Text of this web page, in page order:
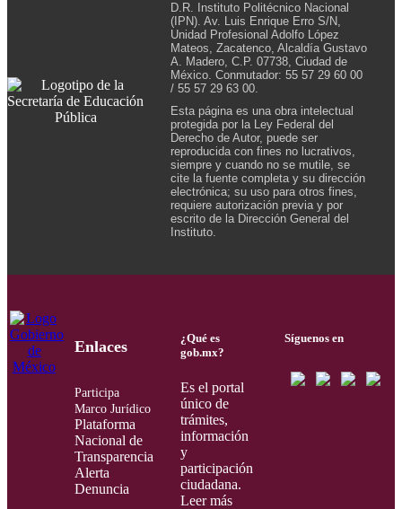
D.R. Instituto Politécnico Nacional
(IPN). Av. Luis Enrique Erro S/N,
Unidad Profesional Adolfo López
Mateos, Zacatenco, Alcaldía Gustavo
A. Madero, C.P. 07738, Ciudad de
México. Conmutador: 55 57 29 60 00
/ 55 57 29 63 00.
Esta página es una obra intelectual
protegida por la Ley Federal del
Derecho de Autor, puede ser
reproducida con fines no lucrativos,
siempre y cuando no se mutile, se
cite la fuente completa y su dirección
electrónica; su uso para otros fines,
requiere autorización previa y por
escrito de la Dirección General del
Instituto.
Enlaces
Participa
Marco Jurídico
Plataforma
Nacional de
Transparencia
Alerta
Denuncia
¿Qué es
gob.mx?
Es el portal
único de
trámites,
información
y
participación
ciudadana.
Leer más
Síguenos en